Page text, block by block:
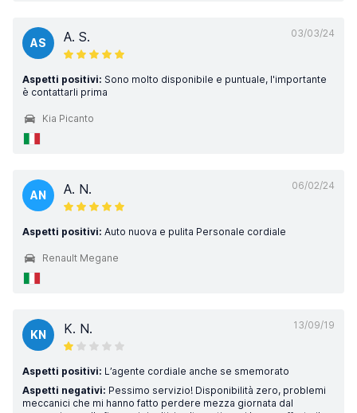
03/03/24
AS A. S.
Aspetti positivi: Sono molto disponibile e puntuale, l'importante
è contattarli prima
Kia Picanto
06/02/24
AN A. N.
Aspetti positivi: Auto nuova e pulita Personale cordiale
Renault Megane
13/09/19
KN K. N.
Aspetti positivi: L’agente cordiale anche se smemorato
Aspetti negativi: Pessimo servizio! Disponibilità zero, problemi
meccanici che mi hanno fatto perdere mezza giornata dal